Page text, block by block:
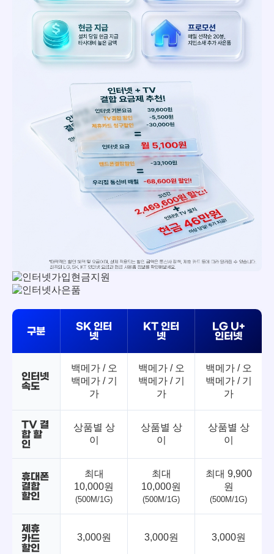
구분
SK 인터
넷
KT 인터
넷
LG U+
인터넷
인터넷
속도
백메가 / 오
백메가 / 기
가
백메가 / 오
백메가 / 기
가
백메가 / 오
백메가 / 기
가
TV 결
합 할
인
상품별 상
이
상품별 상
이
상품별 상
이
휴대폰
결합
할인
최대
10,000원
(500M/1G)
최대
10,000원
(500M/1G)
최대 9,900
원
(500M/1G)
제휴
카드
할인
3,000원 3,000원 3,000원